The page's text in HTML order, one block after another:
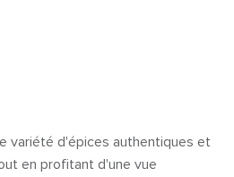
variété d'épices authentiques et
en profitant d'une vue